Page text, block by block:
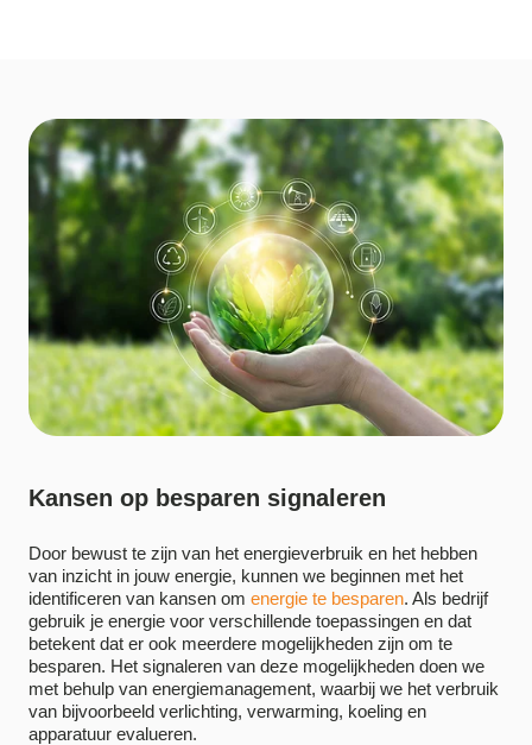
Kansen op besparen signaleren
Door bewust te zijn van het energieverbruik en het hebben
van inzicht in jouw energie, kunnen we beginnen met het
identificeren van kansen om energie te besparen. Als bedrijf
gebruik je energie voor verschillende toepassingen en dat
betekent dat er ook meerdere mogelijkheden zijn om te
besparen. Het signaleren van deze mogelijkheden doen we
met behulp van energiemanagement, waarbij we het verbruik
van bijvoorbeeld verlichting, verwarming, koeling en
apparatuur evalueren.